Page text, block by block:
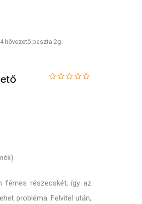
hővezető paszta 2g
fémes részecskét, így az
probléma. Felvitel után,